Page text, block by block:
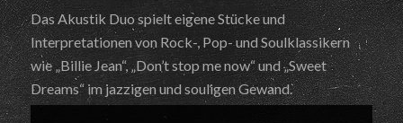
Das Akustik Duo spielt eigene Stücke und
Interpretationen von Rock-, Pop- und Soulklassikern
wie „Billie Jean“, „Don’t stop me now“ und „Sweet
Dreams“ im jazzigen und souligen Gewand.